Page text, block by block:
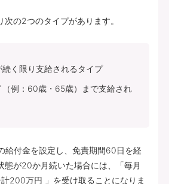
の2つのタイプがあります。
く限り支給されるタイプ
（例：60歳・65歳）まで支給され
給付金を設定し、免責期間60日を経
態が20か月続いた場合には、「毎月
200万円 」を受け取ることになりま